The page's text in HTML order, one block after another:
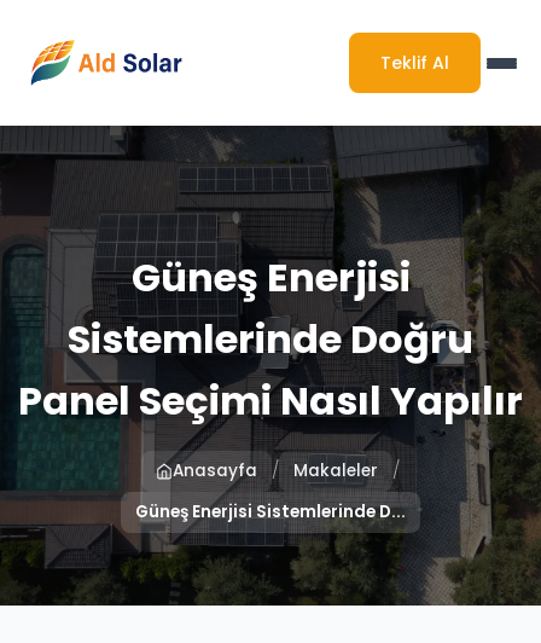
Teklif Al
Güneş Enerjisi
Sistemlerinde Doğru
Panel Seçimi Nasıl Yapılır
Anasayfa / Makaleler /
Güneş Enerjisi Sistemlerinde D...